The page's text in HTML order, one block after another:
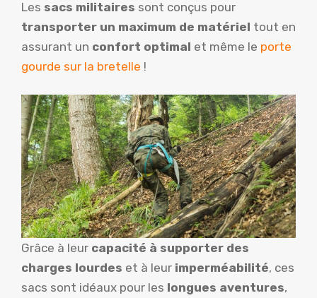
Les sacs militaires sont conçus pour
transporter un maximum de matériel tout en
assurant un confort optimal et même le porte
gourde sur la bretelle !
Grâce à leur capacité à supporter des
charges lourdes et à leur imperméabilité, ces
sacs sont idéaux pour les longues aventures,